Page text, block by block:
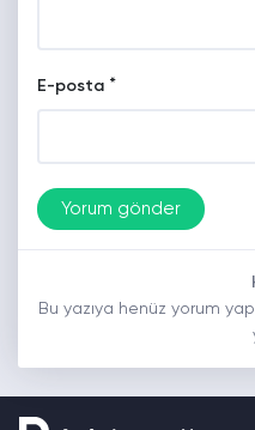
E-posta *
Bu yazıya henüz yorum